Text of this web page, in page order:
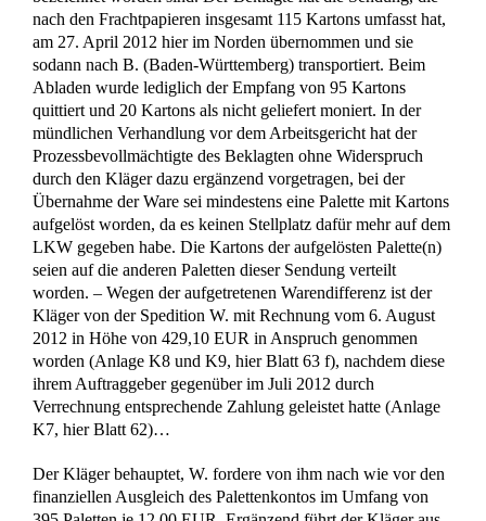
Kontaktformular
Termin vereinbaren
Impressum
Datenschutz
Mandantenhinweise nach DSGVO
Widerrufsbelehrung
Online Mandatsbedingungen
Kontakt
Glossar & FAQ
© 2025Rechtsanwälte Kotz GbR – Arbeitsrecht Siegen